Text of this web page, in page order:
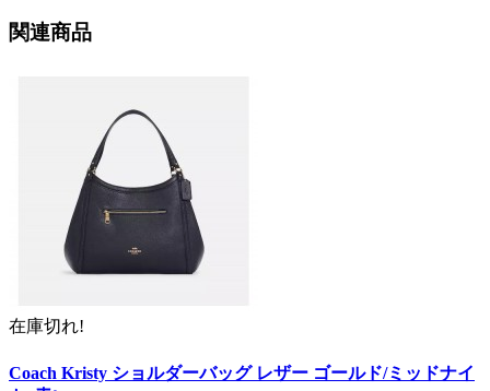
関連商品
在庫切れ!
Coach Kristy ショルダーバッグ レザー ゴールド/ミッドナイ